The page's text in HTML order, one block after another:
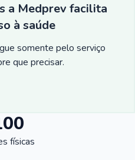
a Medprev facilita
à saúde
somente pelo serviço
que precisar.
físicas